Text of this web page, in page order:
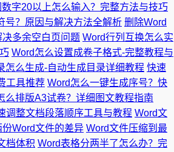
字20以上怎么输入？完整方法与技巧
号？原因与解决方法全解析 删除Word
多余空白页问题 Word行列互换怎么实
Word怎么设置成卷子格式-完整教程与
怎么生成-自动生成目录详细教程 快速
工具推荐 Word怎么一键生成序号？快
么排版A3试卷？详细图文教程指南
调整文档段落顺序工具与教程 Word文
Word文件的差异 Word文件压缩到最
档体积 Word表格分两半了怎么办？完